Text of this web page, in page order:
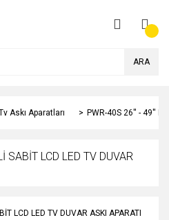
ARA
Askı Aparatları PWR-40S 26'' - 49''
SABİT LCD LED TV DUVAR